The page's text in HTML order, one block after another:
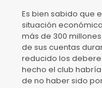
Es bien sabido que
situación
más de 300
de sus cuentas
reducido los
hecho el club
de no haber sido